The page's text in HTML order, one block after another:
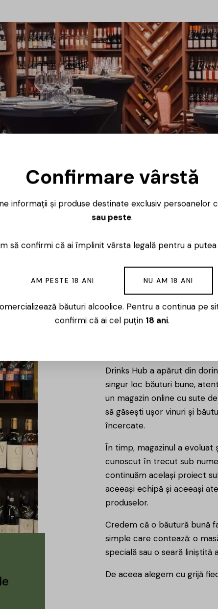
DE CE?
De ce am
Drinks Hub a apărut din
singur loc băuturi bune,
un magazin online cu sute
să găsești ușor vinuri și
încercate.
În timp, magazinul a
cunoscut în trecut sub
continuăm același proiect
aceeași echipă și aceeași
produselor.
Credem că o băutură bună
simple care contează: o
specială sau o seară liniștită
De aceea alegem cu grijă
Confirmare vârstă
informații și produse destinate exclusiv persoanelor
sau peste.
să confirmi că ai împlinit vârsta legală pentru a putea
AM PESTE 18 ANI NU AM 18 ANI
băuturi alcoolice. Pentru a continua pe
confirmi că ai cel puțin 18 ani.